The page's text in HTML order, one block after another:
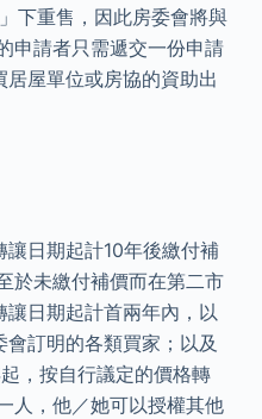
下重售，因此房委會將與
申請者只需遞交一份申請
屋單位或房協的資助出
日期起計10年後繳付補
於未繳付補價而在第二市
日期起計首兩年內，以
訂明的各類買家；以及
，按自行議定的價格轉
人，他／她可以授權其他